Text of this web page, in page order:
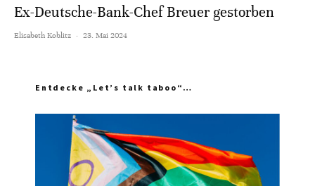
Ex-Deutsche-Bank-Chef Breuer gestorben
Elisabeth Koblitz · 23. Mai 2024
Entdecke „Let’s talk taboo“…